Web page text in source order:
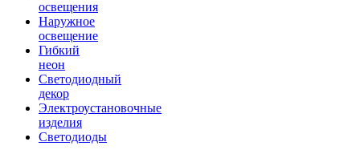
освещения
Наружное
освещение
Гибкий
неон
Светодиодный
декор
Электроустановочные
изделия
Светодиоды